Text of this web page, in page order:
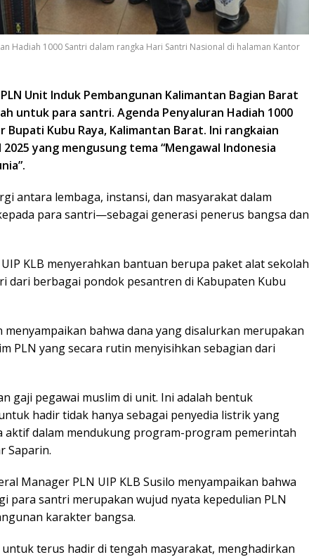
Hadiah 1000 Santri dalam rangka Hari Santri Nasional di halaman Kantor
Unit Induk Pembangunan Kalimantan Bagian Barat
untuk para santri. Agenda Penyaluran Hadiah 1000
Kubu Raya, Kalimantan Barat. Ini rangkaian
yang mengusung tema “Mengawal Indonesia
antara lembaga, instansi, dan masyarakat dalam
para santri—sebagai generasi penerus bangsa dan
KLB menyerahkan bantuan berupa paket alat sekolah
dari berbagai pondok pesantren di Kabupaten Kubu
menyampaikan bahwa dana yang disalurkan merupakan
PLN yang secara rutin menyisihkan sebagian dari
gaji pegawai muslim di unit. Ini adalah bentuk
hadir tidak hanya sebagai penyedia listrik yang
aktif dalam mendukung program-program pemerintah
Saparin.
Manager PLN UIP KLB Susilo menyampaikan bahwa
para santri merupakan wujud nyata kepedulian PLN
karakter bangsa.
terus hadir di tengah masyarakat, menghadirkan